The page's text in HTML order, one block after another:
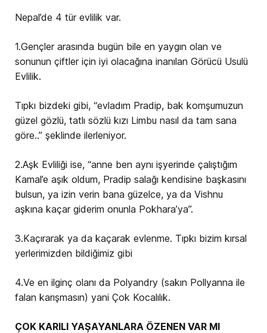
Nepal’de 4 tür evlilik var.
1.Gençler arasında bugün bile en yaygın olan ve
sonunun çiftler için iyi olacağına inanılan Görücü Usulü
Evlilik.
Tıpkı bizdeki gibi, “evladım Pradip, bak komşumuzun
güzel gözlü, tatlı sözlü kızı Limbu nasıl da tam sana
göre..” şeklinde ilerleniyor.
2.Aşk Evliliği ise, “anne ben aynı işyerinde çalıştığım
Kamal’e aşık oldum, Pradip salağı kendisine başkasını
bulsun, ya izin verin bana güzelce, ya da Vishnu
aşkına kaçar giderim onunla Pokhara’ya”.
3.Kaçırarak ya da kaçarak evlenme. Tıpkı bizim kırsal
yerlerimizden bildiğimiz gibi
4.Ve en ilginç olanı da Polyandry (sakın Pollyanna ile
falan karışmasın) yani Çok Kocalılık.
ÇOK KARILI YAŞAYANLARA ÖZENEN VAR MI